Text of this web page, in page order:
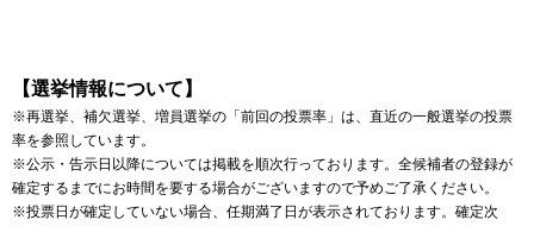
【選挙情報について】
※再選挙、補欠選挙、増員選挙の「前回の投票率」は、直近の一般選挙の投票
率を参照しています。
※公示・告示日以降については掲載を順次行っております。全候補者の登録が
確定するまでにお時間を要する場合がございますので予めご了承ください。
※投票日が確定していない場合、任期満了日が表示されております。確定次